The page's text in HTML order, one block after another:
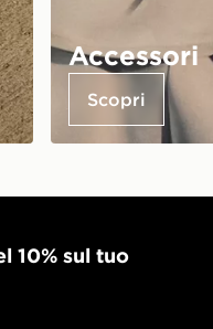
Accessori
Scopri
10% sul tuo